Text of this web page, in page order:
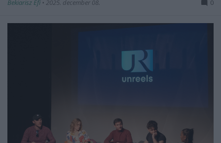
Bekiarisz Efi • 2025. december 08. 0